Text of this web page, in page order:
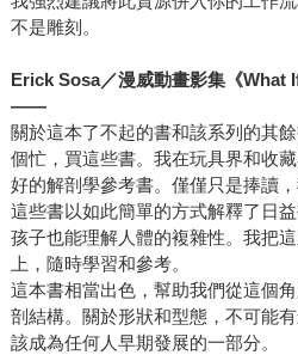
不是雕刻。
Erick Sosa／漫威動畫影集《What
——
關於這本了不起的書和該系列的其
個忙，買這些書。我在玩具界和收
好的解剖學參考書。僅僅只是捧讀
這些書以如此簡單的方式解釋了日
孩子也能理解人體的複雜性。我把
上，隨時學習和參考。
這本書相當出色，幫助我們從這個
剖結構。關於形狀和型態，不可能
該成為任何人早期發展的一部分。